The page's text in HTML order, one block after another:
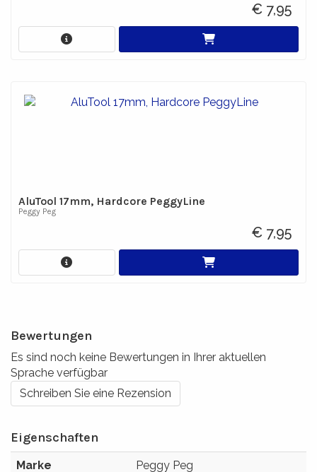
€ 7,95
AluTool 17mm, Hardcore PeggyLine
Peggy Peg
€ 7,95
Bewertungen
Es sind noch keine Bewertungen in Ihrer aktuellen
Sprache verfügbar
Schreiben Sie eine Rezension
Eigenschaften
Marke Peggy Peg